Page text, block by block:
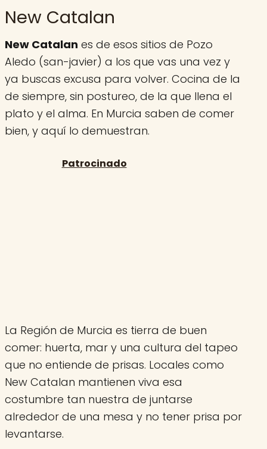
New Catalan
New Catalan es de esos sitios de Pozo
Aledo (san-javier) a los que vas una vez y
ya buscas excusa para volver. Cocina de la
de siempre, sin postureo, de la que llena el
plato y el alma. En Murcia saben de comer
bien, y aquí lo demuestran.
La Región de Murcia es tierra de buen
comer: huerta, mar y una cultura del tapeo
que no entiende de prisas. Locales como
New Catalan mantienen viva esa
costumbre tan nuestra de juntarse
alrededor de una mesa y no tener prisa por
levantarse.